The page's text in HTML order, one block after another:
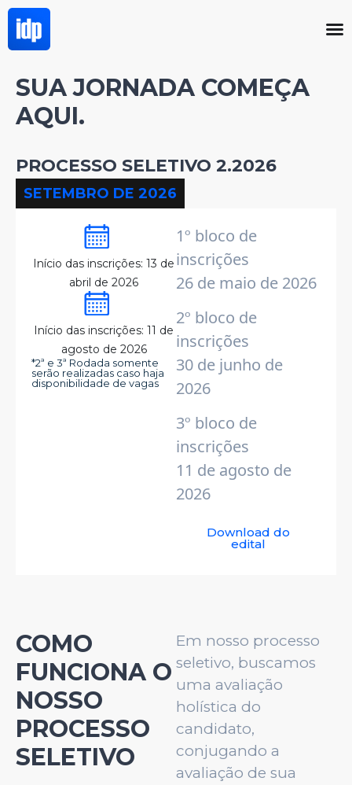
SUA JORNADA COMEÇA
AQUI.
PROCESSO SELETIVO 2.2026
SETEMBRO DE 2026
Início das inscrições: 13 de
abril de 2026
Início das inscrições: 11 de
agosto de 2026
*2ª e 3ª Rodada somente
serão realizadas caso haja
disponibilidade de vagas
1º bloco de
inscrições
26 de maio de 2026
2º bloco de
inscrições
30 de junho de
2026
3º bloco de
inscrições
11 de agosto de
2026
Download do
edital
COMO
FUNCIONA O
NOSSO
PROCESSO
SELETIVO
Em nosso processo
seletivo, buscamos
uma avaliação
holística do
candidato,
conjugando a
avaliação de sua